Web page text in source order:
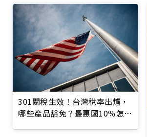
301關稅生效！台灣稅率出爐，
哪些產品豁免？最惠國10％怎麼